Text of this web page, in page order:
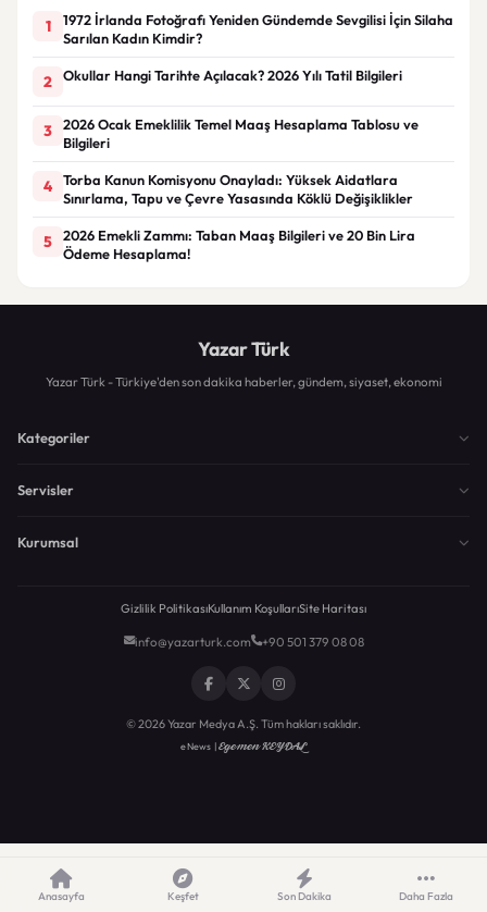
1
1972 İrlanda Fotoğrafı Yeniden Gündemde Sevgilisi İçin Silaha
Sarılan Kadın Kimdir?
2 Okullar Hangi Tarihte Açılacak? 2026 Yılı Tatil Bilgileri
3
2026 Ocak Emeklilik Temel Maaş Hesaplama Tablosu ve
Bilgileri
4
Torba Kanun Komisyonu Onayladı: Yüksek Aidatlara
Sınırlama, Tapu ve Çevre Yasasında Köklü Değişiklikler
5
2026 Emekli Zammı: Taban Maaş Bilgileri ve 20 Bin Lira
Ödeme Hesaplama!
Yazar Türk
Yazar Türk - Türkiye'den son dakika haberler, gündem, siyaset, ekonomi
Kategoriler
Servisler
Kurumsal
Gizlilik PolitikasıKullanım KoşullarıSite Haritası
info@yazarturk.com +90 501 379 08 08
© 2026 Yazar Medya A.Ş. Tüm hakları saklıdır.
eNews |Egemen KEYDAL
Anasayfa Keşfet Son Dakika Daha Fazla